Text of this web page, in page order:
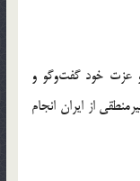
و عزت خود گفت‌وگو و
از ایران انجام